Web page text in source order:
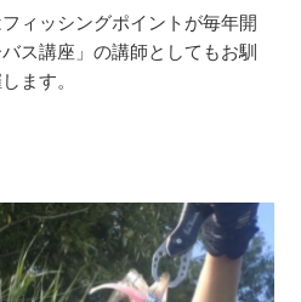
ィッシングポイントが毎年開
ス講座」の講師としてもお馴
ます。